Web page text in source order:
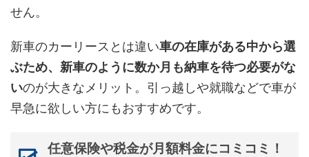
せん。
新車のカーリースとは違い車の在庫がある中から選
ぶため、新車のように数か月も納車を待つ必要がな
いのが大きなメリット。引っ越しや就職などで車が
早急に欲しい方にもおすすめです。
任意保険や税金が月額料金にコミコミ！